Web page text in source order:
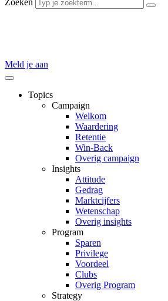
Zoeken
Meld je aan
Topics
Campaign
Welkom
Waardering
Retentie
Win-Back
Overig campaign
Insights
Attitude
Gedrag
Marktcijfers
Wetenschap
Overig insights
Program
Sparen
Privilege
Voordeel
Clubs
Overig Program
Strategy